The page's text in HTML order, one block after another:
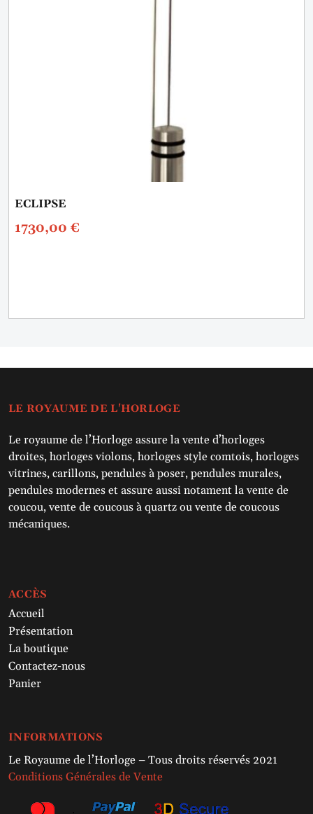
ECLIPSE
1730,00 €
LE ROYAUME DE L'HORLOGE
Le royaume de l’Horloge assure la vente d’horloges
droites, horloges violons, horloges style comtois, horloges
vitrines, carillons, pendules à poser, pendules murales,
pendules modernes et assure aussi notament la vente de
coucou, vente de coucous à quartz ou vente de coucous
mécaniques.
ACCÈS
Accueil
Présentation
La boutique
Contactez-nous
Panier
INFORMATIONS
Le Royaume de l’Horloge – Tous droits réservés 2021
Conditions Générales de Vente